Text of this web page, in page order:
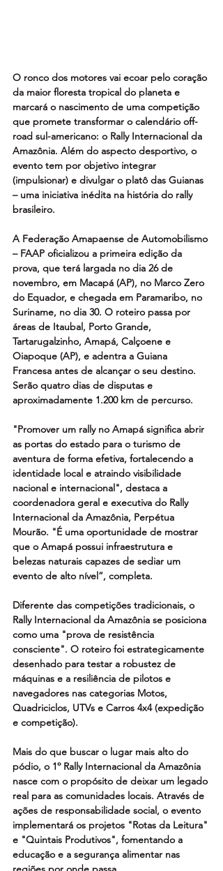
O ronco dos motores vai ecoar pelo coração
da maior floresta tropical do planeta e
marcará o nascimento de uma competição
que promete transformar o calendário off-
road sul-americano: o Rally Internacional da
Amazônia. Além do aspecto desportivo, o
evento tem por objetivo integrar
(impulsionar) e divulgar o platô das Guianas
– uma iniciativa inédita na história do rally
brasileiro.
A Federação Amapaense de Automobilismo
– FAAP oficializou a primeira edição da
prova, que terá largada no dia 26 de
novembro, em Macapá (AP), no Marco Zero
do Equador, e chegada em Paramaribo, no
Suriname, no dia 30. O roteiro passa por
áreas de Itaubal, Porto Grande,
Tartarugalzinho, Amapá, Calçoene e
Oiapoque (AP), e adentra a Guiana
Francesa antes de alcançar o seu destino.
Serão quatro dias de disputas e
aproximadamente 1.200 km de percurso.
"Promover um rally no Amapá significa abrir
as portas do estado para o turismo de
aventura de forma efetiva, fortalecendo a
identidade local e atraindo visibilidade
nacional e internacional", destaca a
coordenadora geral e executiva do Rally
Internacional da Amazônia, Perpétua
Mourão. "É uma oportunidade de mostrar
que o Amapá possui infraestrutura e
belezas naturais capazes de sediar um
evento de alto nível”, completa.
Diferente das competições tradicionais, o
Rally Internacional da Amazônia se posiciona
como uma "prova de resistência
consciente". O roteiro foi estrategicamente
desenhado para testar a robustez de
máquinas e a resiliência de pilotos e
navegadores nas categorias Motos,
Quadriciclos, UTVs e Carros 4x4 (expedição
e competição).
Mais do que buscar o lugar mais alto do
pódio, o 1º Rally Internacional da Amazônia
nasce com o propósito de deixar um legado
real para as comunidades locais. Através de
ações de responsabilidade social, o evento
implementará os projetos "Rotas da Leitura"
e "Quintais Produtivos", fomentando a
educação e a segurança alimentar nas